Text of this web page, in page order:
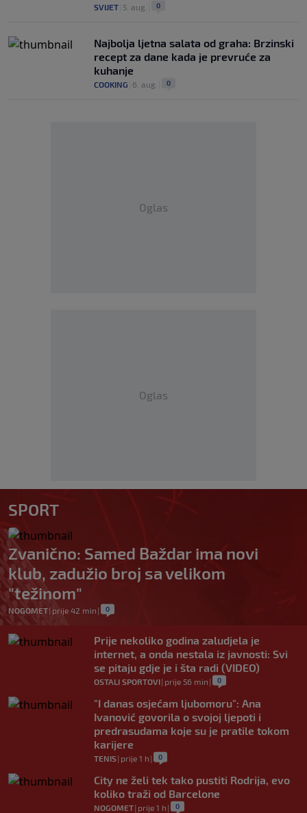
SVIJET 5. aug. 0
Najbolja ljetna salata od graha: Brzinski
recept za dane kada je prevruće za
kuhanje
COOKING 6. aug. 0
Oglas
Oglas
SPORT
Zvanično: Samed Baždar ima novi
klub, zadužio broj sa velikom
"težinom"
NOGOMET| prije 42 min | 0
Prije nekoliko godina zaludjela je
internet, a onda nestala iz javnosti: Svi
se pitaju gdje je i šta radi (VIDEO)
OSTALI SPORTOVI| prije 56 min | 0
"I danas osjećam ljubomoru": Ana
Ivanović govorila o svojoj ljepoti i
predrasudama koje su je pratile tokom
karijere
TENIS| prije 1 h | 0
City ne želi tek tako pustiti Rodrija, evo
koliko traži od Barcelone
NOGOMET| prije 1 h | 0